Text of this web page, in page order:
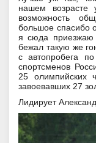
нашем
возможность
большое спасибо
я сюда приезжаю
бежал такую же
с автопробега
спортсменов
25 олимпийских
завоевавших 27
Лидирует